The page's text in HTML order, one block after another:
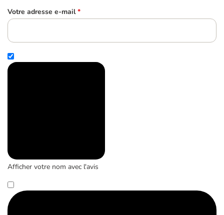
Votre adresse e-mail *
Afficher votre nom avec l'avis